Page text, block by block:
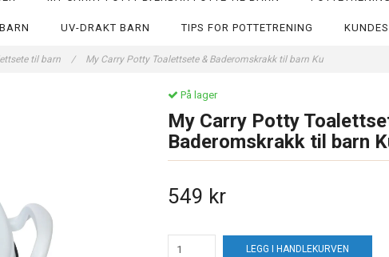
UV-DRAKT BARN TIPS FOR POTTETRENING
til barn / My Carry Potty Toalettsete & Baderomskrakk til barn Ku
På lager
My Carry Potty
Baderomskrakk til barn
549 kr
LEGG I HANDLEKURVEN